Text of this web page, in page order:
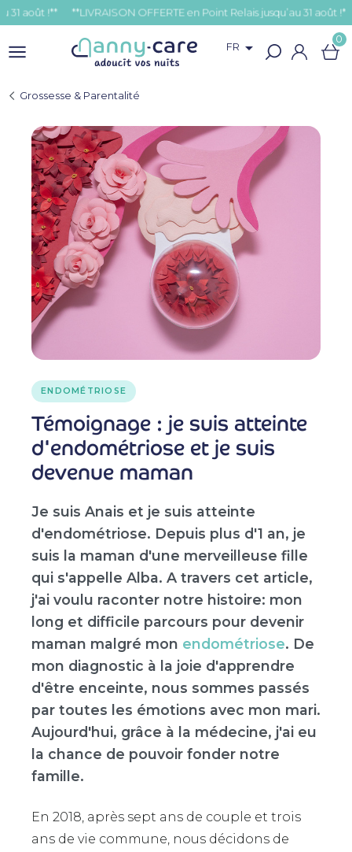
!**
FR  0
Grossesse & Parentalité
ENDOMÉTRIOSE
Témoignage : je suis atteinte
d'endométriose et je suis
devenue maman
Je suis Anais et je suis atteinte
d'endométriose. Depuis plus d'1 an, je
suis la maman d'une merveilleuse fille
qui s'appelle Alba. A travers cet article,
j'ai voulu raconter notre histoire: mon
long et difficile parcours pour devenir
maman malgré mon endométriose. De
mon diagnostic à la joie d'apprendre
d'être enceinte, nous sommes passés
par toutes les émotions avec mon mari.
Aujourd'hui, grâce à la médecine, j'ai eu
la chance de pouvoir fonder notre
famille.
En 2018, après sept ans de couple et trois
ans de vie commune, nous décidons de